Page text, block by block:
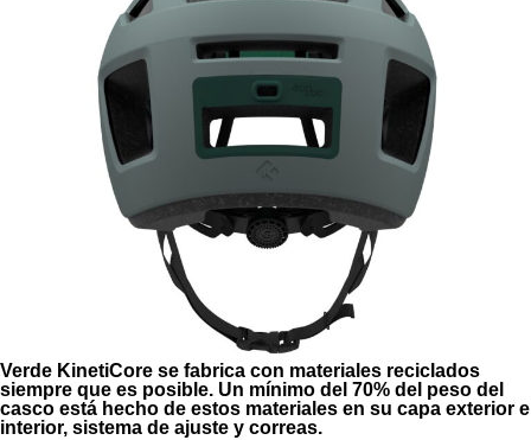
Verde KinetiCore se fabrica con materiales reciclados
siempre que es posible. Un mínimo del 70% del peso del
casco está hecho de estos materiales en su capa exterior e
interior, sistema de ajuste y correas.